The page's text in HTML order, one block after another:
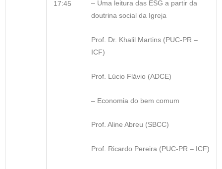
17:45
– Uma leitura das ESG a partir da
doutrina social da Igreja
Prof. Dr. Khalil Martins (PUC-PR –
ICF)
Prof. Lúcio Flávio (ADCE)
– Economia do bem comum
Prof. Aline Abreu (SBCC)
Prof. Ricardo Pereira (PUC-PR – ICF)